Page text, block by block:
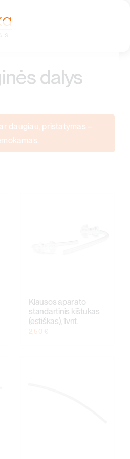
dalys
daugiau, pristatymas –
Klausos aparato
standartinis kištukas
(estiškas), 1vnt.
2,50 €